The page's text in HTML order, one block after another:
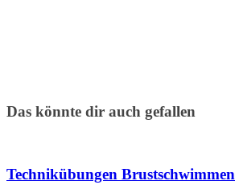
Das könnte dir auch gefallen
Technikübungen Brustschwimmen